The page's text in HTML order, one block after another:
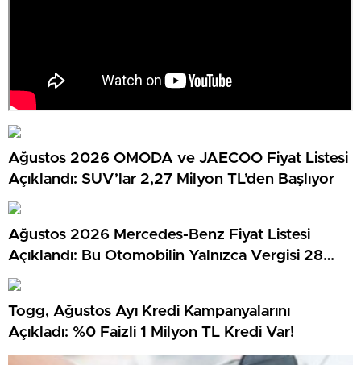
Ağustos 2026 OMODA ve JAECOO Fiyat Listesi
Açıklandı: SUV’lar 2,27 Milyon TL’den Başlıyor
Ağustos 2026 Mercedes-Benz Fiyat Listesi
Açıklandı: Bu Otomobilin Yalnızca Vergisi 28
Milyon TL…
Togg, Ağustos Ayı Kredi Kampanyalarını
Açıkladı: %0 Faizli 1 Milyon TL Kredi Var!